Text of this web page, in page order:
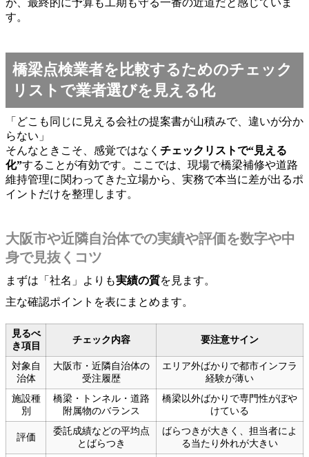
す。
橋梁点検業者を比較するためのチェック
リストで業者選びを見える化
「どこも同じに見える会社の提案書が山積みで、違いが分か
らない」
そんなときこそ、感覚ではなく チェックリストで“見える
化”することが有効です。ここでは、現場で橋梁補修や道路
維持管理に関わってきた立場から、実務で本当に差が出るポ
イントだけを整理します。
大阪市や近隣自治体での実績や評価を数字や中
身で見抜くコツ
まずは「社名」よりも実績の質を見ます。
主な確認ポイントを表にまとめます。
見るべ
き項目
チェック内容 要注意サイン
対象自
治体
大阪市・近隣自治体の
受注履歴
エリア外ばかりで都市インフラ
経験が薄い
施設種
別
橋梁・トンネル・道路
附属物のバランス
橋梁以外ばかりで専門性がぼや
けている
評価
委託成績などの平均点
とばらつき
ばらつきが大きく、担当者によ
る当たり外れが大きい